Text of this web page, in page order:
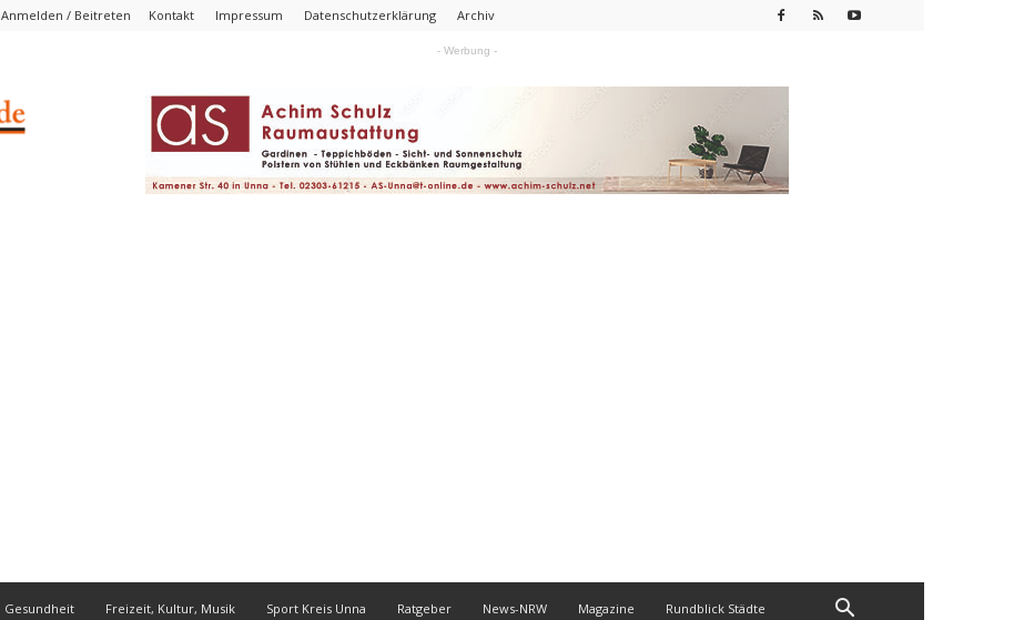
Anmelden / Beitreten Kontakt Impressum Datenschutzerklärung Archiv
- Werbung -
Gesundheit Freizeit, Kultur, Musik Sport Kreis Unna Ratgeber News-NRW Magazine Rundblick Städte